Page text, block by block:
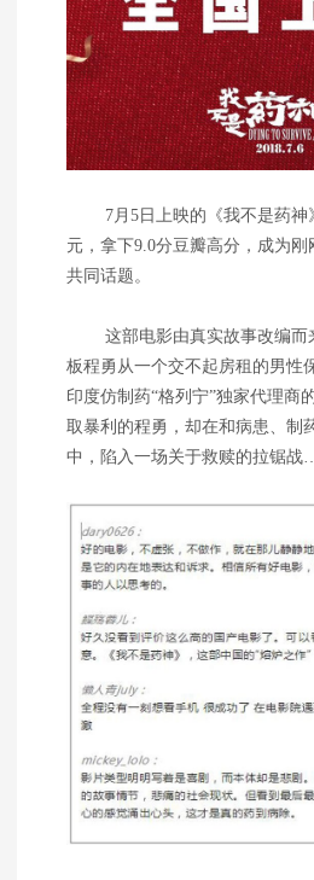
7月5日上映的《我不是药神
元，拿下9.0分豆瓣高分，成为
共同话题。
这部电影由真实故事改编而
板程勇从一个交不起房租的男性
印度仿制药“格列宁”独家代理商
取暴利的程勇，却在和病患、制
中，陷入一场关于救赎的拉锯战